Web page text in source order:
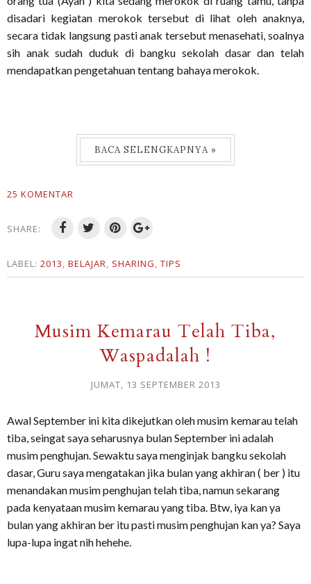
disadari kegiatan merokok tersebut di lihat oleh anaknya,
secara tidak langsung pasti anak tersebut menasehati, soalnya
sih anak sudah duduk di bangku sekolah dasar dan telah
mendapatkan pengetahuan tentang bahaya merokok.
BACA SELENGKAPNYA »
25 KOMENTAR
SHARE:
LABEL: 2013, BELAJAR, SHARING, TIPS
Musim Kemarau Telah Tiba,
Waspadalah !
JUMAT, 13 SEPTEMBER 2013
Awal September ini kita dikejutkan oleh musim kemarau telah
tiba, seingat saya seharusnya bulan September ini adalah
musim penghujan. Sewaktu saya menginjak bangku sekolah
dasar, Guru saya mengatakan jika bulan yang akhiran ( ber ) itu
menandakan musim penghujan telah tiba, namun sekarang
pada kenyataan musim kemarau yang tiba. Btw, iya kan ya
bulan yang akhiran ber itu pasti musim penghujan kan ya? Saya
lupa-lupa ingat nih hehehe.